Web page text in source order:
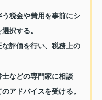
税金や費用を事前にシ
択する。
評価を行い、税務上の
などの専門家に相談
アドバイスを受ける。